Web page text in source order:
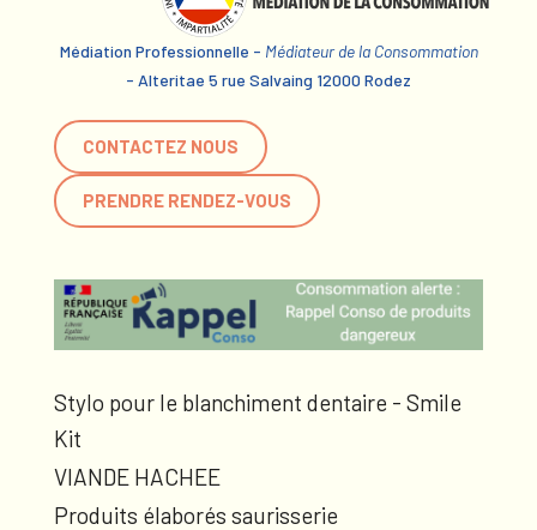
Médiation Professionnelle - Médiateur de la Consommation
- Alteritae 5 rue Salvaing 12000 Rodez
CONTACTEZ NOUS
PRENDRE RENDEZ-VOUS
Stylo pour le blanchiment dentaire - Smile
Kit
VIANDE HACHEE
Produits élaborés saurisserie